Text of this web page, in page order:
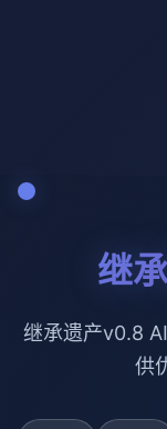
继
继承遗产v0.8
供